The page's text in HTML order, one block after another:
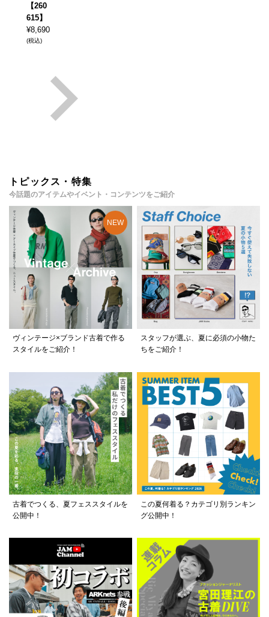
【260
615】
¥8,690
(税込)
トピックス・特集
今話題のアイテムやイベント・コンテンツをご紹介
ヴィンテージ×ブランド古着で作る
スタイルをご紹介！
スタッフが選ぶ、夏に必須の小物た
ちをご紹介！
古着でつくる、夏フェススタイルを
公開中！
この夏何着る？カテゴリ別ランキン
グ公開中！